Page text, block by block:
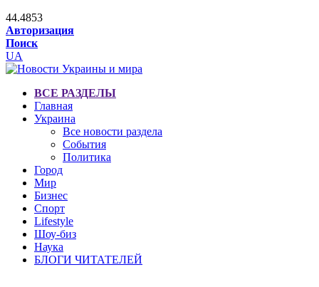
44.4853
Авторизация
Поиск
UA
ВСЕ РАЗДЕЛЫ
Главная
Украина
Все новости раздела
События
Политика
Город
Мир
Бизнес
Спорт
Lifestyle
Шоу-биз
Наука
БЛОГИ ЧИТАТЕЛЕЙ